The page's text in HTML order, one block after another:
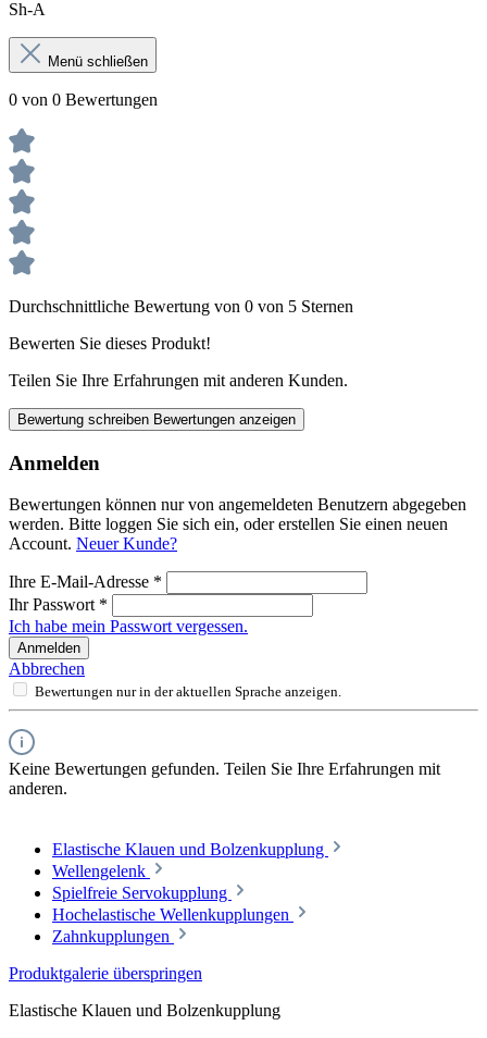
Sh-A
Menü schließen
0 von 0 Bewertungen
Durchschnittliche Bewertung von 0 von 5 Sternen
Bewerten Sie dieses Produkt!
Teilen Sie Ihre Erfahrungen mit anderen Kunden.
Bewertung schreiben Bewertungen anzeigen
Anmelden
Bewertungen können nur von angemeldeten Benutzern abgegeben
werden. Bitte loggen Sie sich ein, oder erstellen Sie einen neuen
Account. Neuer Kunde?
Ihre E-Mail-Adresse *
Ihr Passwort *
Ich habe mein Passwort vergessen.
Anmelden
Abbrechen
Bewertungen nur in der aktuellen Sprache anzeigen.
Keine Bewertungen gefunden. Teilen Sie Ihre Erfahrungen mit
anderen.
Elastische Klauen und Bolzenkupplung
Wellengelenk
Spielfreie Servokupplung
Hochelastische Wellenkupplungen
Zahnkupplungen
Produktgalerie überspringen
Elastische Klauen und Bolzenkupplung